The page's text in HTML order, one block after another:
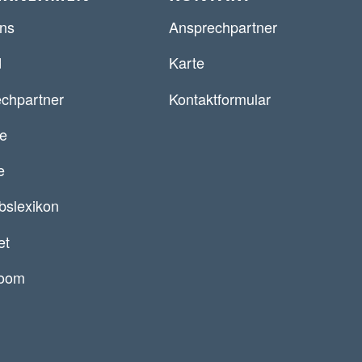
Ansprechpartner
Karte
Kontaktformular